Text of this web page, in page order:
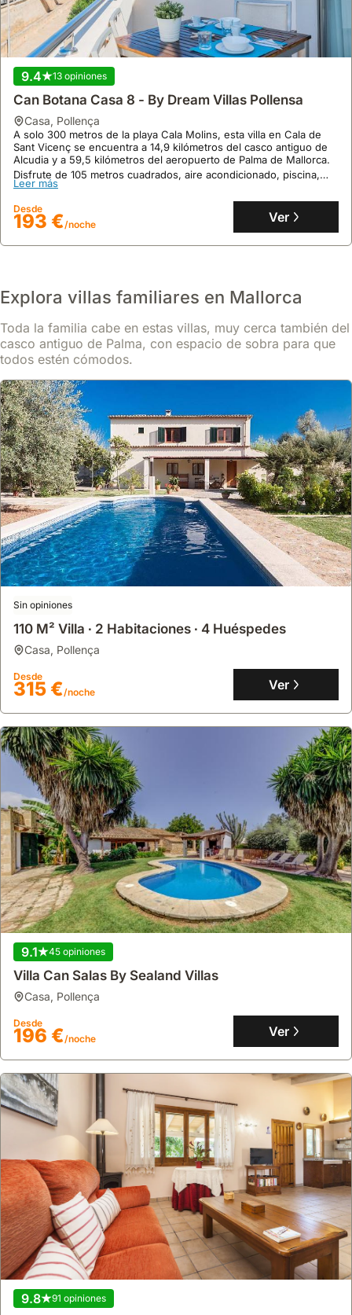
9.4 13 opiniones
Can Botana Casa 8 - By Dream Villas Pollensa
casa, Pollença
A solo 300 metros de la playa Cala Molins, esta villa en Cala de
Sant Vicenç se encuentra a 14,9 kilómetros del casco antiguo de
Alcudia y a 59,5 kilómetros del aeropuerto de Palma de Mallorca.
Disfrute de 105 metros cuadrados, aire acondicionado, piscina,
terraza y WiFi gratuito, con capacidad para 11 personas en 3
dormitorios y 3 baños, perfecto para alquileres vacacionales.
Leer más
Desde
193 €/noche Ver
Explora villas familiares en Mallorca
Toda la familia cabe en estas villas, muy cerca también del
casco antiguo de Palma, con espacio de sobra para que
todos estén cómodos.
Sin opiniones
110 M² Villa ∙ 2 Habitaciones ∙ 4 Huéspedes
casa, Pollença
Desde
315 €/noche Ver
9.1 45 opiniones
Villa Can Salas By Sealand Villas
casa, Pollença
Desde
196 €/noche Ver
9.8 91 opiniones